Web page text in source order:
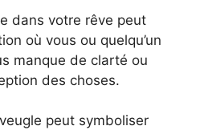
dans votre rêve peut
où vous ou quelqu’un
manque de clarté ou
des choses.
peut symboliser